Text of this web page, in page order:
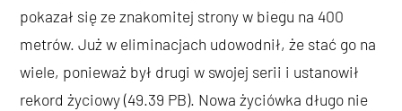
pokazał się ze znakomitej strony w biegu na 400
metrów. Już w eliminacjach udowodnił, że stać go na
wiele, ponieważ był drugi w swojej serii i ustanowił
rekord życiowy (49.39 PB). Nowa życiówka długo nie